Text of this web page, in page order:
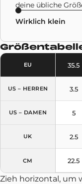
SKU-Code
Modell
Farben
deine übliche
Wirklich klein
EU
US – HERREN
US – DAMEN
UK
CM
35.5
3.5
5
2.5
22.5
Zieh horizontal, um